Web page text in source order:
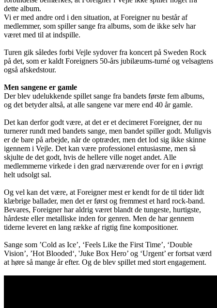
dette album.
Vi er med andre ord i den situation, at Foreigner nu består af
medlemmer, som spiller sange fra albums, som de ikke selv har
været med til at indspille.
Turen gik således forbi Vejle sydover fra koncert på Sweden Rock
på det, som er kaldt Foreigners 50-års jubilæums-turné og velsagtens
også afskedstour.
Men sangene er gamle
Der blev udelukkende spillet sange fra bandets første fem albums,
og det betyder altså, at alle sangene var mere end 40 år gamle.
Det kan derfor godt være, at det er et decimeret Foreigner, der nu
turnerer rundt med bandets sange, men bandet spiller godt. Muligvis
er de bare på arbejde, når de optræder, men det lod sig ikke skinne
igennem i Vejle. Det kan være professionel entusiasme, men så
skjulte de det godt, hvis de hellere ville noget andet. Alle
medlemmerne virkede i den grad nærværende over for en i øvrigt
helt udsolgt sal.
Og vel kan det være, at Foreigner mest er kendt for de til tider lidt
klæbrige ballader, men det er først og fremmest et hard rock-band.
Bevares, Foreigner har aldrig været blandt de tungeste, hurtigste,
hårdeste eller metalliske inden for genren. Men de har gennem
tiderne leveret en lang række af rigtig fine kompositioner.
Sange som ’Cold as Ice’, ‘Feels Like the First Time’, ‘Double
Vision’, ’Hot Blooded‘, 'Juke Box Hero’ og ‘Urgent’ er fortsat værd
at høre så mange år efter. Og de blev spillet med stort engagement.